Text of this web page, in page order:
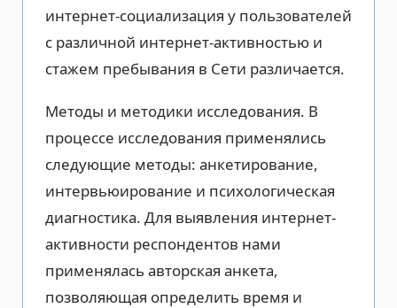
интернет-социализация у пользователей
с различной интернет-активностью и
стажем пребывания в Сети различается.
Методы и методики исследования. В
процессе исследования применялись
следующие методы: анкетирование,
интервьюирование и психологическая
диагностика. Для выявления интернет-
активности респондентов нами
применялась авторская анкета,
позволяющая определить время и